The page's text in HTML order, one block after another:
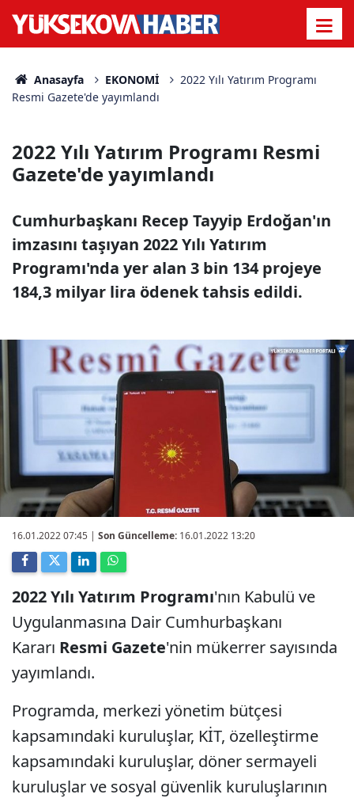
Anasayfa EKONOMİ
2022 Yılı Yatırım Programı
Resmi Gazete'de yayımlandı
2022 Yılı Yatırım Programı Resmi
Gazete'de yayımlandı
Cumhurbaşkanı Recep Tayyip Erdoğan'ın
imzasını taşıyan 2022 Yılı Yatırım
Programı'nda yer alan 3 bin 134 projeye
184,3 milyar lira ödenek tahsis edildi.
16.01.2022 07:45 | Son Güncelleme: 16.01.2022 13:20
2022 Yılı Yatırım Programı'nın Kabulü ve
Uygulanmasına Dair Cumhurbaşkanı
Kararı Resmi Gazete'nin mükerrer sayısında
yayımlandı.
Programda, merkezi yönetim bütçesi
kapsamındaki kuruluşlar, KİT, özelleştirme
kapsamındaki kuruluşlar, döner sermayeli
kuruluşlar ve sosyal güvenlik kuruluşlarının